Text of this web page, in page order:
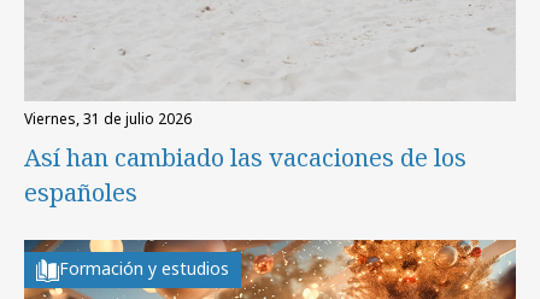
viernes, 31 de julio 2026
Así han cambiado las vacaciones de los
españoles
Formación y estudios